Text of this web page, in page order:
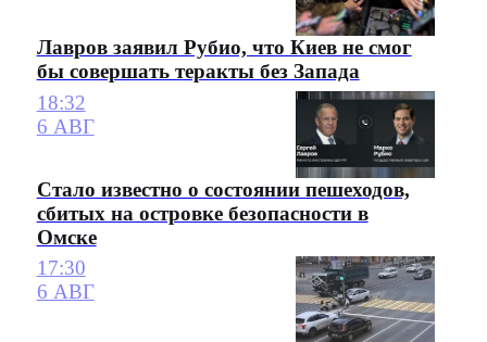
Лавров заявил Рубио, что Киев не смог
бы совершать теракты без Запада
18:32
6 АВГ
Стало известно о состоянии пешеходов,
сбитых на островке безопасности в
Омске
17:30
6 АВГ